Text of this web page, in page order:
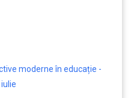
moderne în educație -